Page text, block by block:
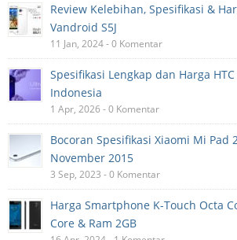
Review Kelebihan, Spesifikasi &
Vandroid S5J
11 Jan, 2024 - 0 Komentar
Spesifikasi Lengkap dan Harga
Indonesia
1 Apr, 2026 - 0 Komentar
Bocoran Spesifikasi Xiaomi Mi Pad
November 2015
3 Sep, 2023 - 0 Komentar
Harga Smartphone K-Touch Octa
Core & Ram 2GB